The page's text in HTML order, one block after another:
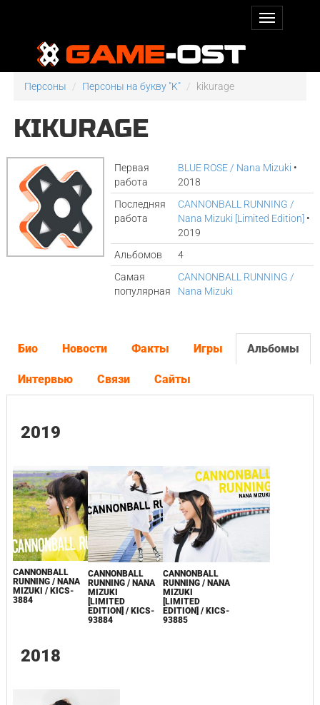
Персоны Персоны на букву "K" kikurage
KIKURAGE
Первая
работа
BLUE ROSE / Nana Mizuki •
2018
Последняя
работа
CANNONBALL RUNNING /
Nana Mizuki [Limited Edition] •
2019
Альбомов
4
Самая
популярная
CANNONBALL RUNNING /
Nana Mizuki
Био Новости Факты Игры Альбомы
Интервью Связи Сайты
2019
CANNONBALL
RUNNING / NANA
MIZUKI / KICS-
3884
CANNONBALL
RUNNING / NANA
MIZUKI
[LIMITED
EDITION] / KICS-
93884
CANNONBALL
RUNNING / NANA
MIZUKI
[LIMITED
EDITION] / KICS-
93885
2018